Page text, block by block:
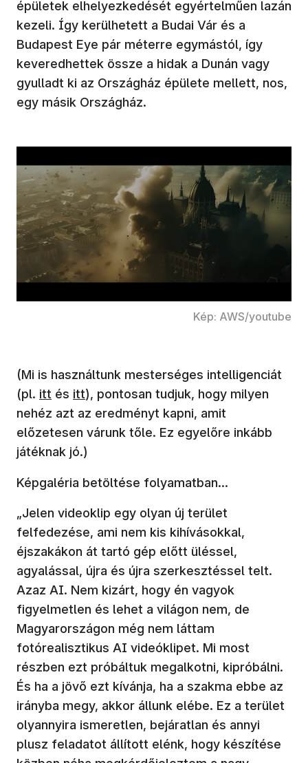
épületek elhelyezkedését egyértelműen lazán
kezeli. Így kerülhetett a Budai Vár és a
Budapest Eye pár méterre egymástól, így
keveredhettek össze a hidak a Dunán vagy
gyulladt ki az Országház épülete mellett, nos,
egy másik Országház.
Kép: AWS/youtube
(Mi is használtunk mesterséges intelligenciát
(pl. itt és itt), pontosan tudjuk, hogy milyen
nehéz azt az eredményt kapni, amit
előzetesen várunk tőle. Ez egyelőre inkább
játéknak jó.)
Képgaléria betöltése folyamatban...
„Jelen videoklip egy olyan új terület
felfedezése, ami nem kis kihívásokkal,
éjszakákon át tartó gép előtt üléssel,
agyalással, újra és újra szerkesztéssel telt.
Azaz AI. Nem kizárt, hogy én vagyok
figyelmetlen és lehet a világon nem, de
Magyarországon még nem láttam
fotórealisztikus AI videóklipet. Mi most
részben ezt próbáltuk megalkotni, kipróbálni.
És ha a jövő ezt kívánja, ha a szakma ebbe az
irányba megy, akkor állunk elébe. Ez a terület
olyannyira ismeretlen, bejáratlan és annyi
plusz feladatot állított elénk, hogy készítése